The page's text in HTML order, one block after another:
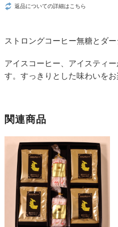
返品についての詳細はこちら
ストロングコーヒー無糖とダ
アイスコーヒー、アイスティ
す。すっきりとした味わいをお
関連商品